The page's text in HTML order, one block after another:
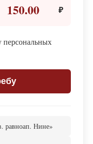
150.00 ₽
персональных
равноап. Нине»